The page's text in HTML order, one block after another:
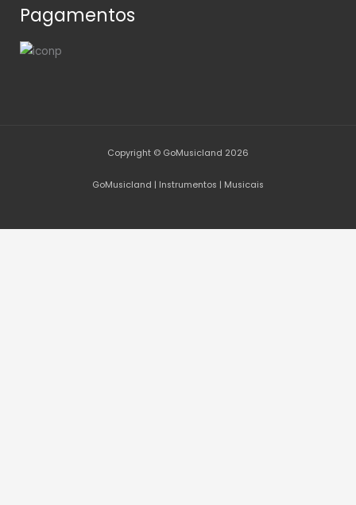
Pagamentos
Copyright © GoMusicland 2026
GoMusicland | Instrumentos | Musicais